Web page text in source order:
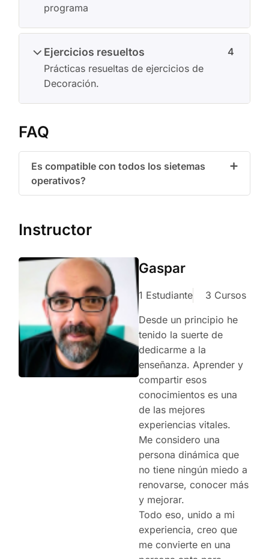
programa
Ejercicios resueltos
Prácticas resueltas de ejercicios de
Decoración.
4
FAQ
Es compatible con todos los sietemas
operativos?
Instructor
Gaspar
1 Estudiante 3 Cursos
Desde un principio he
tenido la suerte de
dedicarme a la
enseñanza. Aprender y
compartir esos
conocimientos es una
de las mejores
experiencias vitales.
Me considero una
persona dinámica que
no tiene ningún miedo a
renovarse, conocer más
y mejorar.
Todo eso, unido a mi
experiencia, creo que
me convierte en una